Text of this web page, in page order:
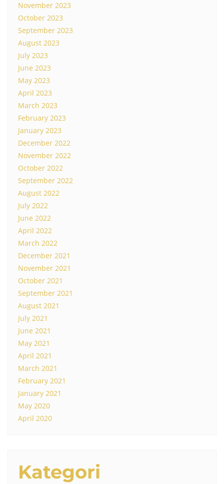
November 2023
October 2023
September 2023
August 2023
July 2023
June 2023
May 2023
April 2023
March 2023
February 2023
January 2023
December 2022
November 2022
October 2022
September 2022
August 2022
July 2022
June 2022
April 2022
March 2022
December 2021
November 2021
October 2021
September 2021
August 2021
July 2021
June 2021
May 2021
April 2021
March 2021
February 2021
January 2021
May 2020
April 2020
Kategori